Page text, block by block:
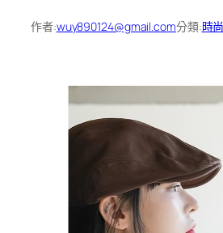
作者:wuy890124@gmail.com分類:時